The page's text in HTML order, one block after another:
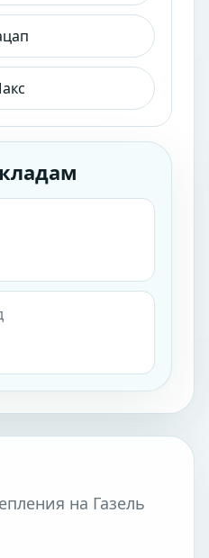
на Газель